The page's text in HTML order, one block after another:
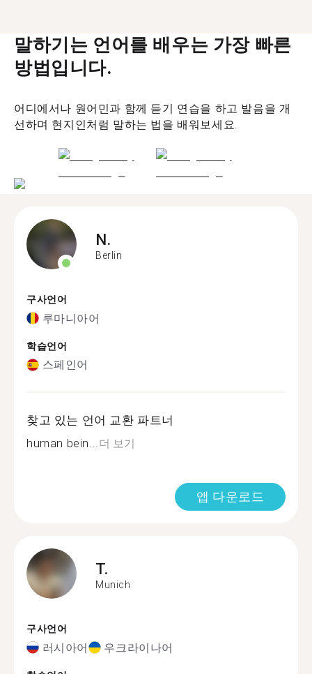
말하기는 언어를 배우는 가장 빠른
방법입니다.
어디에서나 원어민과 함께 듣기 연습을 하고 발음을 개
선하며 현지인처럼 말하는 법을 배워보세요.
N.
Berlin
구사언어
루마니아어
학습언어
스페인어
찾고 있는 언어 교환 파트너
human bein...더 보기
앱 다운로드
T.
Munich
구사언어
러시아어 우크라이나어